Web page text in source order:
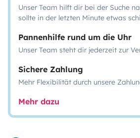
Unser Team hilft dir bei der Suche
sollte in der letzten Minute etwas
Pannenhilfe rund um die Uhr
Unser Team steht dir jederzeit zur
Sichere Zahlung
Mehr Flexibilität durch unsere
Mehr dazu